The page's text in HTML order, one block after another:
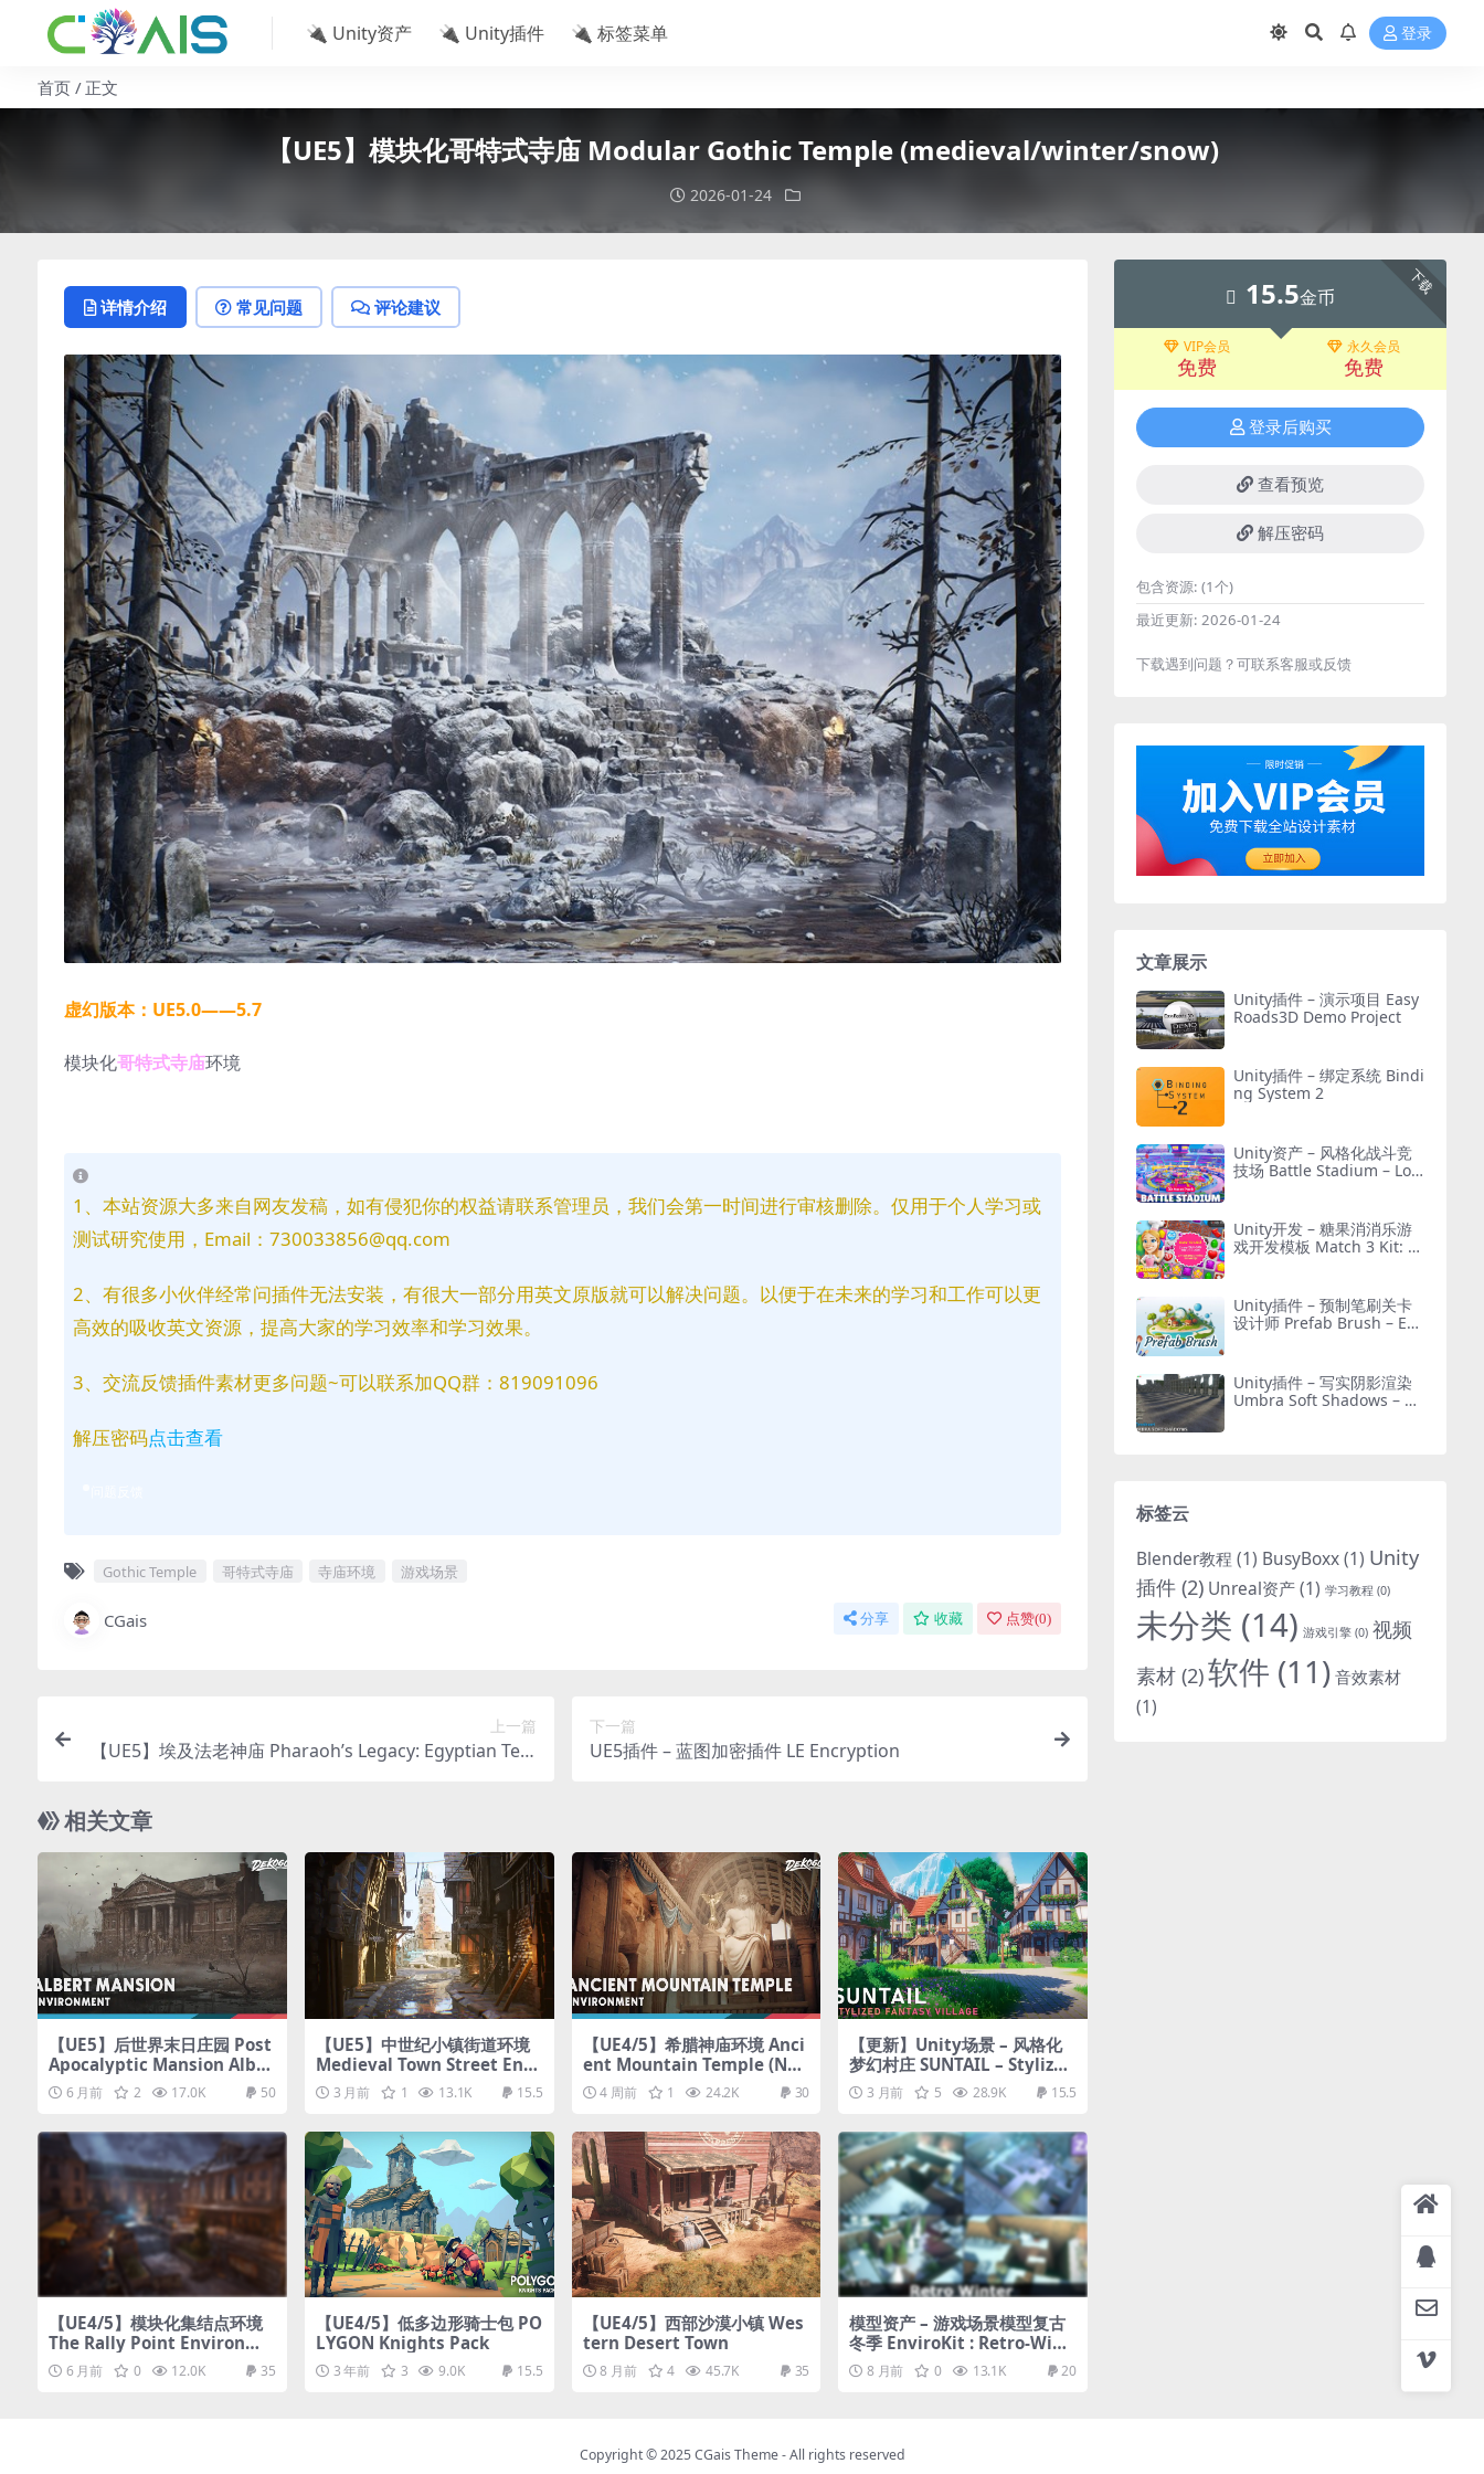
🔌 Unity资产 🔌 Unity插件 🔌 标签菜单 登录
首页 正文
【UE5】模块化哥特式寺庙 Modular Gothic Temple (medieval/winter/snow)
2026-01-24
详情介绍 常见问题 评论建议
虚幻版本：UE5.0——5.7
模块化哥特式寺庙环境
1、本站资源大多来自网友发稿，如有侵犯你的权益请联系管理员，我们会第一时间进行审核删除。仅用于个人学习或
测试研究使用，Email：730033856@qq.com
2、有很多小伙伴经常问插件无法安装，有很大一部分用英文原版就可以解决问题。以便于在未来的学习和工作可以更
高效的吸收英文资源，提高大家的学习效率和学习效果。
3、交流反馈插件素材更多问题~可以联系加QQ群：819091096
解压密码点击查看
Gothic Temple 哥特式寺庙 寺庙环境 游戏场景
CGais 分享 收藏 点赞(0)
上一篇
【UE5】埃及法老神庙 Pharaoh’s Legacy: Egyptian Tem
下一篇
UE5插件 – 蓝图加密插件 LE Encryption
相关文章
【UE5】后世界末日庄园 Post
Apocalyptic Mansion Alber
t Manor (Day and Night Li
ghting)
6 月前 2 17.0K 50
【UE5】中世纪小镇街道环境
Medieval Town Street Envi
ronment Kit
3 月前 1 13.1K 15.5
【UE4/5】希腊神庙环境 Anci
ent Mountain Temple (Nan
ite)4 周前 1 24.2K 30
【更新】Unity场景 – 风格化
梦幻村庄 SUNTAIL – Stylized
Fantasy Village
3 月前 5 28.9K 15.5
【UE4/5】模块化集结点环境
The Rally Point Environme
nt (Unreal Engine)
6 月前 0 12.0K 35
【UE4/5】低多边形骑士包 PO
LYGON Knights Pack
3 年前 3 9.0K 15.5
【UE4/5】西部沙漠小镇 Wes
tern Desert Town
8 月前 4 45.7K 35
模型资产 – 游戏场景模型复古
冬季 EnviroKit : Retro-Wint
er 8 月前 0 13.1K 20
下载
15.5金币
VIP会员
免费
永久会员
免费
登录后购买
查看预览
解压密码
包含资源: (1个)
最近更新: 2026-01-24
下载遇到问题？可联系客服或反馈
文章展示
Unity插件 – 演示项目 Easy
Roads3D Demo Project
Unity插件 – 绑定系统 Bindi
ng System 2
Unity资产 – 风格化战斗竞
技场 Battle Stadium – Low
Unity开发 – 糖果消消乐游
戏开发模板 Match 3 Kit: S
Unity插件 – 预制笔刷关卡
设计师 Prefab Brush – Eas
Unity插件 – 写实阴影渲染
Umbra Soft Shadows – Be
标签云
Blender教程 (1) BusyBoxx(1) Unity
插件 (2) Unreal资产(1) 学习教程 (0)
未分类 (14) 游戏引擎 (0) 视频
素材 (2)软件 (11)音效素材
(1)
Copyright © 2025CGais Theme- All rights reserved